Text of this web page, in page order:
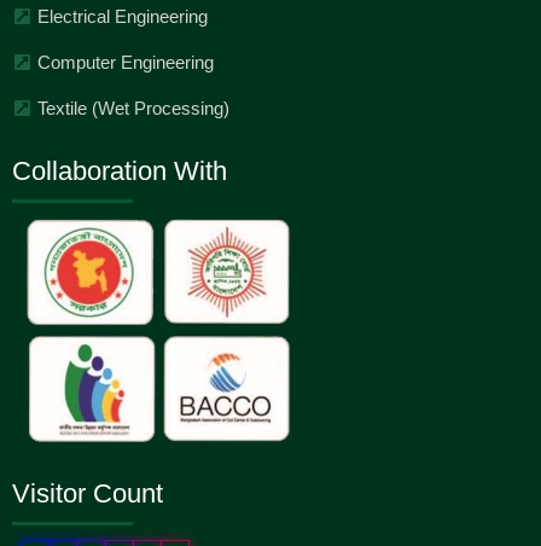
Electrical Engineering
Computer Engineering
Textile (Wet Processing)
Collaboration With
Visitor Count